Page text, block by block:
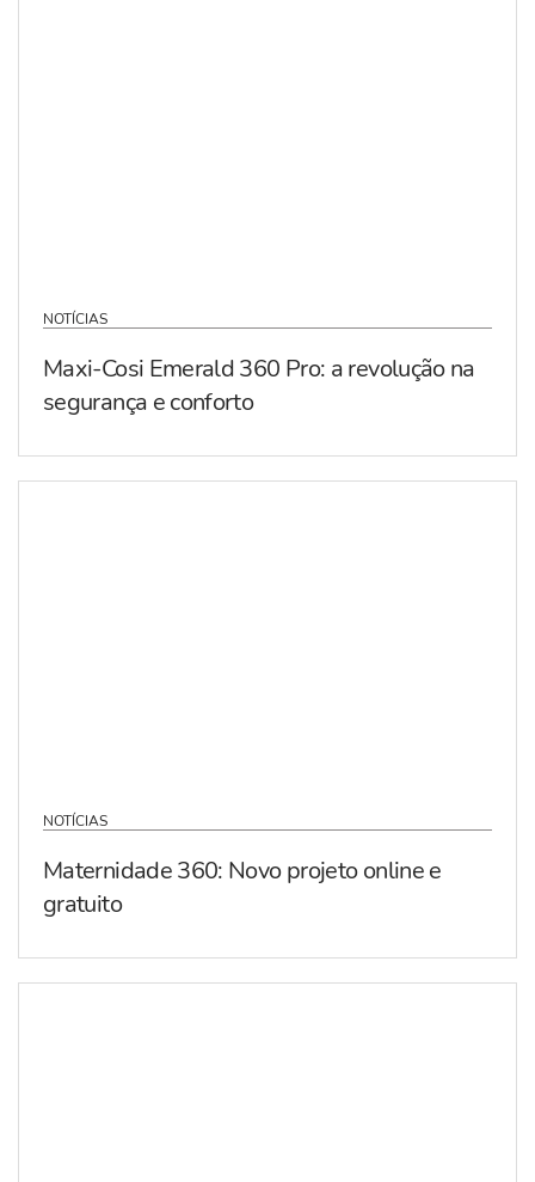
NOTÍCIAS
Maxi-Cosi Emerald 360 Pro: a revolução na
segurança e conforto
NOTÍCIAS
Maternidade 360: Novo projeto online e
gratuito